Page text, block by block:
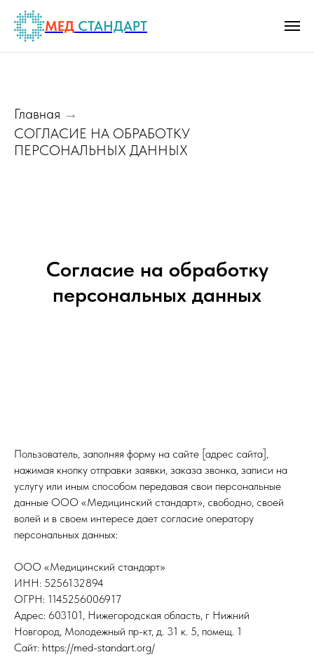
МЕД СТАНДАРТ
Главная →
СОГЛАСИЕ НА ОБРАБОТКУ
ПЕРСОНАЛЬНЫХ ДАННЫХ
Согласие на обработку
персональных данных
Пользователь, заполняя форму на сайте [адрес сайта],
нажимая кнопку отправки заявки, заказа звонка, записи на
услугу или иным способом передавая свои персональные
данные ООО «Медицинский стандарт», свободно, своей
волей и в своем интересе дает согласие оператору
персональных данных:
ООО «Медицинский стандарт»
ИНН: 5256132894
ОГРН: 1145256006917
Адрес: 603101, Нижегородская область, г Нижний
Новгород, Молодежный пр-кт, д. 31 к. 5, помещ. 1
Сайт: https://med-standart.org/